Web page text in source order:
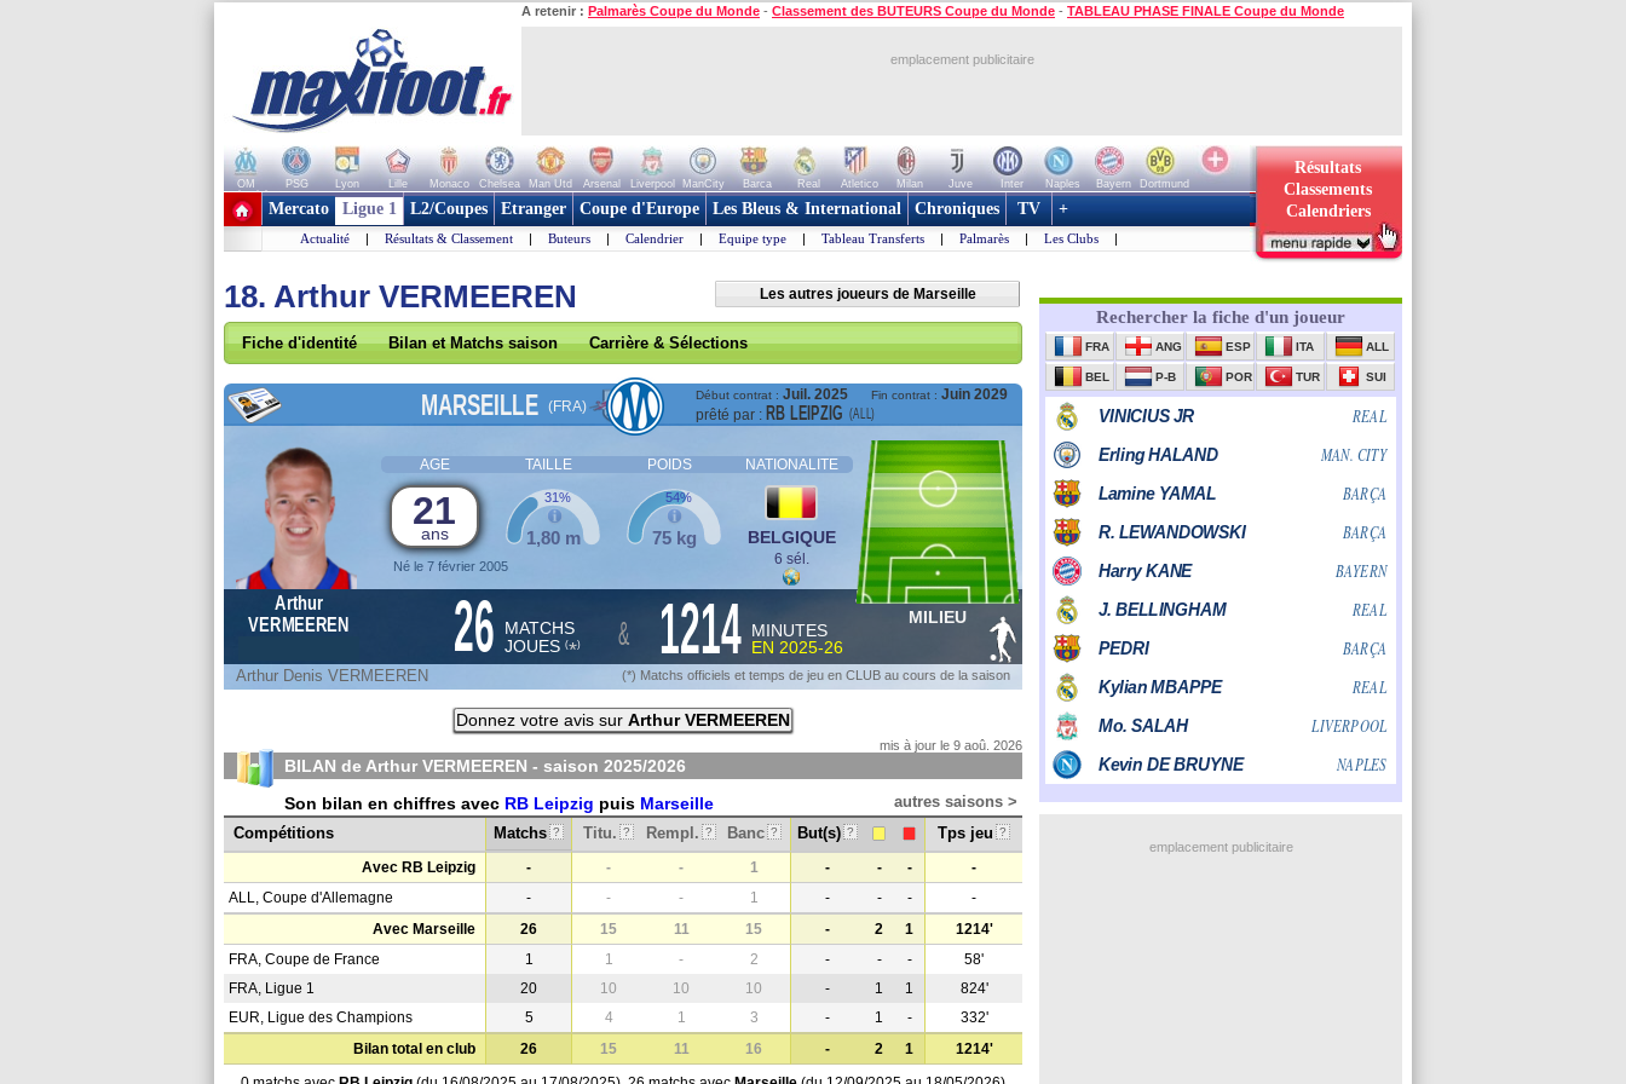
A retenir : Palmarès Coupe du Monde - Classement des BUTEURS Coupe du Monde - TABLEAU PHASE FINALE Coupe du Monde
emplacement publicitaire
OM PSG Lyon Lille Monaco Chelsea Man Utd Arsenal Liverpool ManCity Barca Real Atletico Milan Juve Inter Naples Bayern
Dortmund
+ de clubs
Résultats
Classements
Calendriers
Mercato Ligue 1 L2/Coupes Etranger Coupe d'Europe Les Bleus & International Chroniques TV +
Actualité | Résultats & Classement | Buteurs | Calendrier | Equipe type | Tableau Transferts | Palmarès | Les Clubs |
18. Arthur VERMEEREN Les autres joueurs de Marseille
Fiche d'identité Bilan et Matchs saison Carrière & Sélections
MARSEILLE (FRA)
Début contrat : Juil. 2025 Fin contrat : Juin 2029
prêté par : RB LEIPZIG (ALL)
AGE TAILLE POIDS NATIONALITE
21
ans
Né le 7 février 2005
1,80 m
31%
75 kg
54%
BELGIQUE
6 sél.
Arthur
VERMEEREN
26 MATCHS
JOUES (*) & 1214 MINUTES
EN 2025-26
MILIEU
Arthur Denis VERMEEREN (*) Matchs officiels et temps de jeu en CLUB au cours de la saison
Donnez votre avis sur Arthur VERMEEREN
mis à jour le 9 aoû. 2026
BILAN de Arthur VERMEEREN - saison 2025/2026
Son bilan en chiffres avec RB Leipzig puis Marseille
autres saisons >
Compétitions
Matchs ? Titu. ? Rempl. ? Banc ? But(s) ? Tps jeu ?
Avec RB Leipzig - - - 1 - - -
-
ALL, Coupe d'Allemagne
- - - 1 - - -
-
Avec Marseille
26 15 11 15 - 2 1
1214'
FRA, Coupe de France
1 1 - 2 - - -
58'
FRA, Ligue 1
20 10 10 10 - 1 1
824'
EUR, Ligue des Champions
5 4 1 3 - 1 -
332'
Bilan total en club
26 15 11 16 - 2 1
1214'
emplacement publicitaire